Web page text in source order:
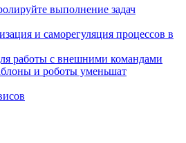
выполнение задач
и саморегуляция процессов в
работы с внешними командами
и роботы уменьшат